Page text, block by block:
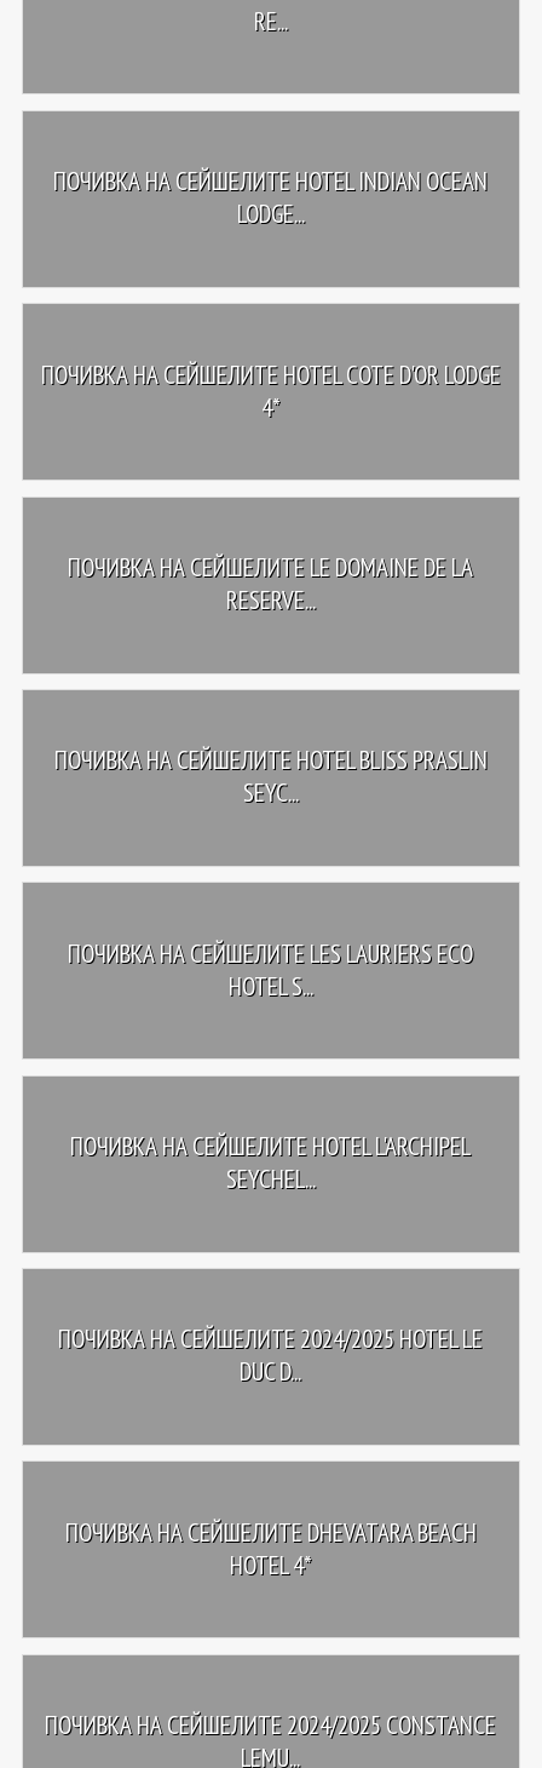
RE...
ПОЧИВКА НА СЕЙШЕЛИТЕ HOTEL INDIAN OCEAN
LODGE...
ПОЧИВКА НА СЕЙШЕЛИТЕ HOTEL COTE D'OR LODGE
4*
ПОЧИВКА НА СЕЙШЕЛИТЕ LE DOMAINE DE LA
RESERVE...
ПОЧИВКА НА СЕЙШЕЛИТЕ HOTEL BLISS PRASLIN
SEYC...
ПОЧИВКА НА СЕЙШЕЛИТЕ LES LAURIERS ECO
HOTEL S...
ПОЧИВКА НА СЕЙШЕЛИТЕ HOTEL L'ARCHIPEL
SEYCHEL...
ПОЧИВКА НА СЕЙШЕЛИТЕ 2024/2025 HOTEL LE
DUC D...
ПОЧИВКА НА СЕЙШЕЛИТЕ DHEVATARA BEACH
HOTEL 4*
ПОЧИВКА НА СЕЙШЕЛИТЕ 2024/2025 CONSTANCE
LEMU...